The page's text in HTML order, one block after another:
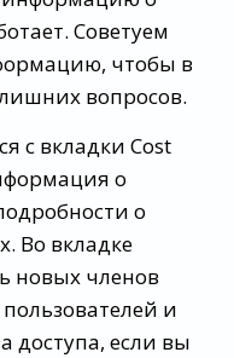
Советуем
чтобы в
вопросов.
с вкладки Cost
о
о
Во вкладке
новых членов
и
доступа, если вы